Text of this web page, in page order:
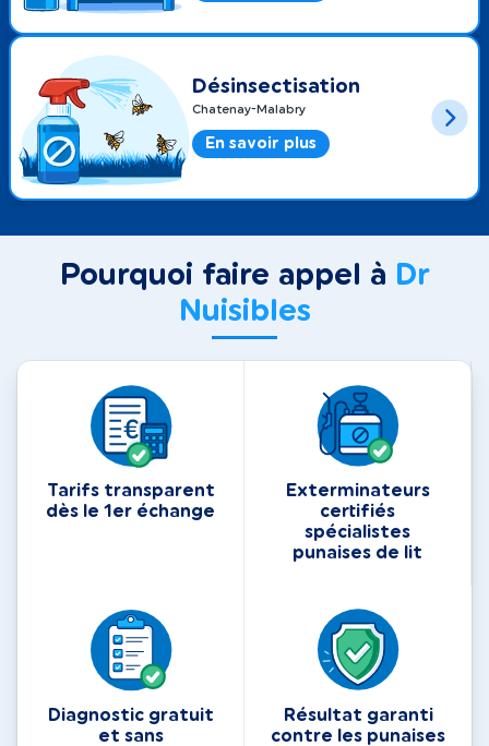
Désinsectisation
Chatenay-Malabry
En savoir plus
Pourquoi faire appel à Dr
Nuisibles
Tarifs transparent
dès le 1er échange
Exterminateurs
certifiés
spécialistes
punaises de lit
Diagnostic gratuit
et sans
Résultat garanti
contre les punaises